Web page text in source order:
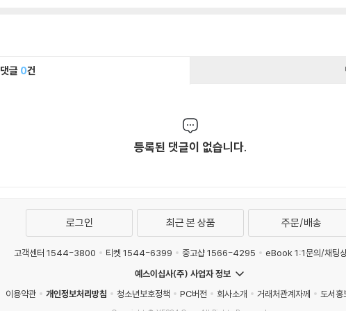
댓글 0건
등록된 댓글이 없습니다.
로그인 최근 본 상품 주문/배송
고객센터 1544-3800 티켓 1544-6399 중고샵 1566-4295
eBook 1:1문의/채팅
예스이십사(주) 사업자 정보
이용약관
개인정보처리방침 청소년보호정책 PC버전 회사소개 거래처관계자께 도서홍